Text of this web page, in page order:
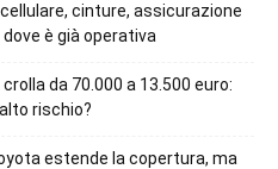
cinture, assicurazione
è già operativa
da 70.000 a 13.500 euro:
rischio?
estende la copertura, ma